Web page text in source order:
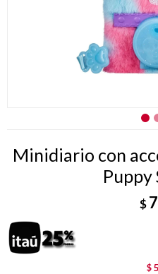
Minidiario con
Puppy
$
$